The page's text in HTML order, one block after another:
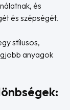
és
és szépségét.
stílusos,
anyagok